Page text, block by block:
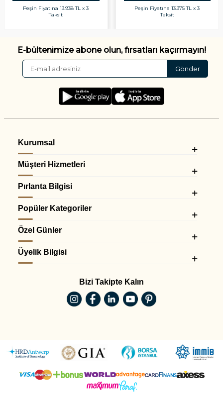
Peşin Fiyatına13.938 TL x 3
Taksit
Peşin Fiyatına13.375 TL x 3
Taksit
E-bültenimize abone olun, fırsatları kaçırmayın!
Gönder
Kurumsal
Müşteri Hizmetleri
Pırlanta Bilgisi
Popüler Kategoriler
Özel Günler
Üyelik Bilgisi
Bizi Takipte Kalın